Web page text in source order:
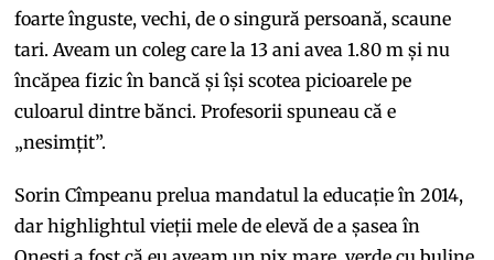
foarte înguste, vechi, de o singură persoană, scaune
tari. Aveam un coleg care la 13 ani avea 1.80 m și nu
încăpea fizic în bancă și își scotea picioarele pe
culoarul dintre bănci. Profesorii spuneau că e
„nesimțit”.
Sorin Cîmpeanu prelua mandatul la educație în 2014,
dar highlightul vieții mele de elevă de a șasea în